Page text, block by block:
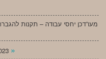
מעו”דכן יחסי עבודה – תקנות
»